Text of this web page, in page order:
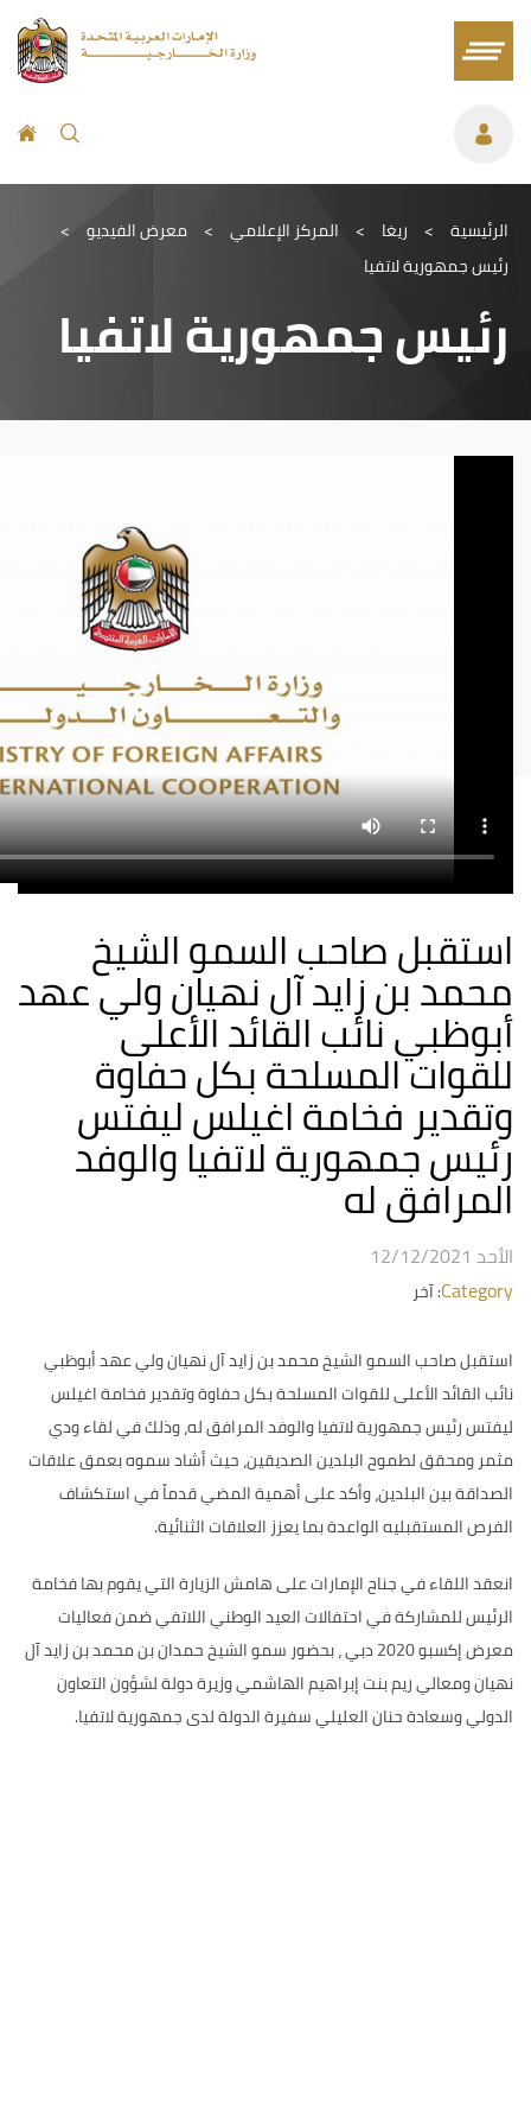
الرئيسية > ريغا > المركز الإعلامي > معرض الفيديو >
رئيس جمهورية لاتفيا
رئيس جمهورية لاتفيا
استقبل صاحب السمو الشيخ
محمد بن زايد آل نهيان ولي عهد
أبوظبي نائب القائد الأعلى
للقوات المسلحة بكل حفاوة
وتقدير فخامة اغيلس ليفتس
رئيس جمهورية لاتفيا والوفد
المرافق له
الأحد 12/12/2021
Category: آخر
استقبل صاحب السمو الشيخ محمد بن زايد آل نهيان ولي عهد أبوظبي
نائب القائد الأعلى للقوات المسلحة بكل حفاوة وتقدير فخامة اغيلس
ليفتس رئيس جمهورية لاتفيا والوفد المرافق له، وذلك في لقاء ودي
مثمر ومحقق لطموح البلدين الصديقين، حيث أشاد سموه بعمق علاقات
الصداقة بين البلدين، وأكد على أهمية المضي قدماً في استكشاف
الفرص المستقبليه الواعدة بما يعزز العلاقات الثنائية.
انعقد اللقاء في جناح الإمارات على هامش الزيارة التي يقوم بها فخامة
الرئيس للمشاركة في احتفالات العيد الوطني اللاتفي ضمن فعاليات
معرض إكسبو 2020 دبي ، بحضور سمو الشيخ حمدان بن محمد بن زايد آل
نهيان ومعالي ريم بنت إبراهيم الهاشمي وزيرة دولة لشؤون التعاون
الدولي وسعادة حنان العليلي سفيرة الدولة لدى جمهورية لاتفيا.